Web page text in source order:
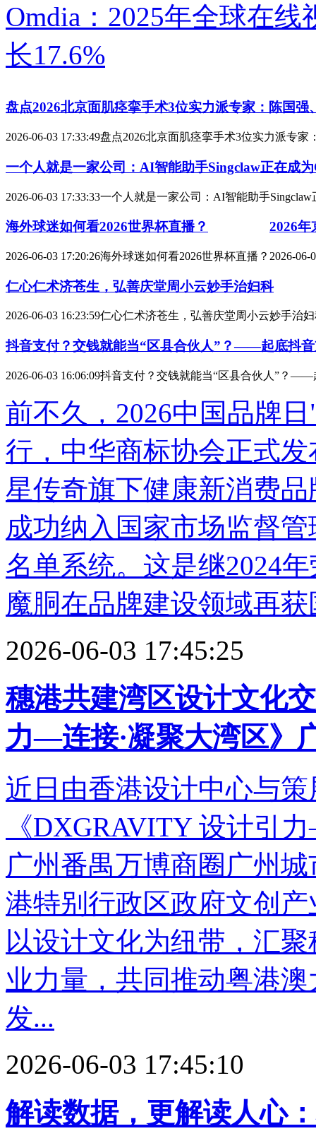
Omdia：2025年全球在
长17.6%
盘点2026北京面肌痉挛手术3位实力派专家：陈国强
2026-06-03 17:33:49盘点2026北京面肌痉挛手术3位实力派专家
一个人就是一家公司：AI智能助手Singclaw正在成
2026-06-03 17:33:33一个人就是一家公司：AI智能助手Singclaw
海外球迷如何看2026世界杯直播？
2026-06-03 17:20:26海外球迷如何看2026世界杯直播？
2026年
2026-06-
仁心仁术济苍生，弘善庆堂周小云妙手治妇科
2026-06-03 16:23:59仁心仁术济苍生，弘善庆堂周小云妙手治
抖音支付？交钱就能当“区县合伙人”？——起底抖
2026-06-03 16:06:09抖音支付？交钱就能当“区县合伙人”？——
前不久，2026中国品牌
行，中华商标协会正式
星传奇旗下健康新消费
成功纳入国家市场监督
名单系统。这是继2024
魔胴在品牌建设领域再
2026-06-03 17:45:25
穗港共建湾区设计文化
力—连接·凝聚大湾区》
近日由香港设计中心与
《DXGRAVITY 设计引
广州番禺万博商圈广州
港特别行政区政府文创
以设计文化为纽带，汇
业力量，共同推动粤港
发...
2026-06-03 17:45:10
解读数据，更解读人心